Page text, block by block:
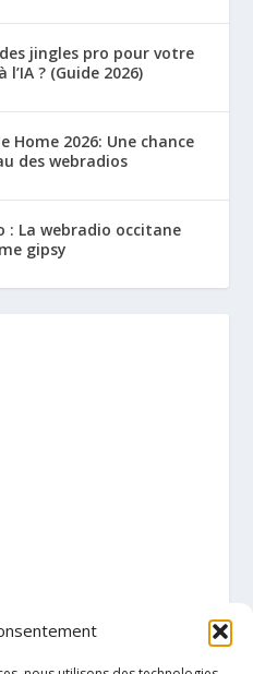
jingles pro pour votre
? (Guide 2026)
Home 2026: Une chance
des webradios
: La webradio occitane
gipsy